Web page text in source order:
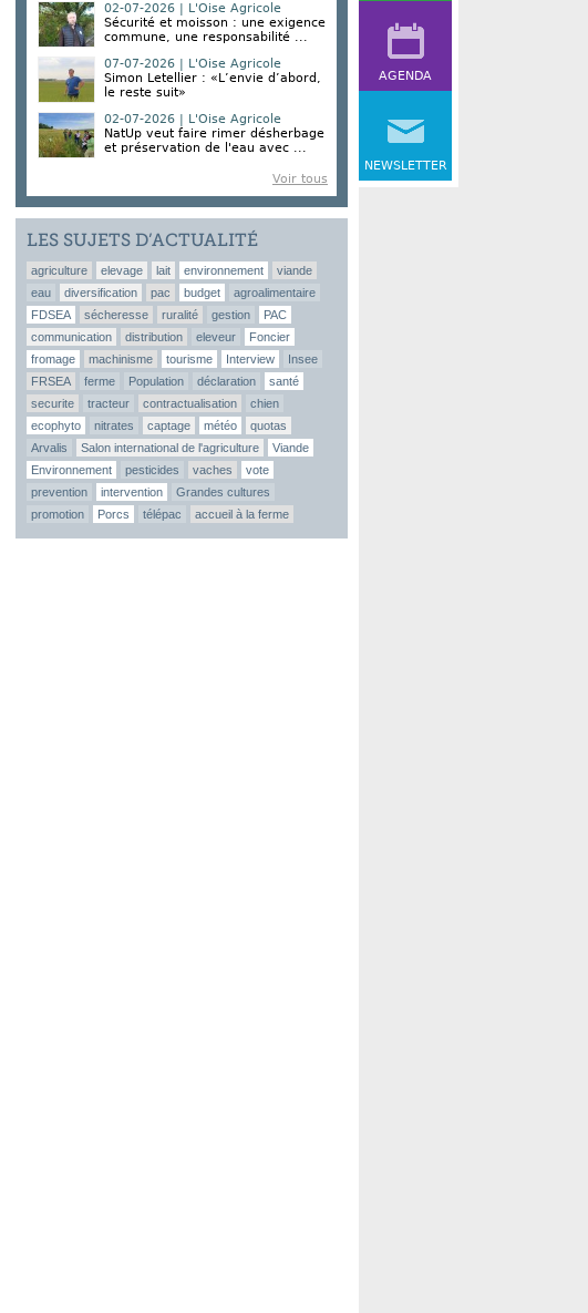
AGENDA
NEWSLETTER
02-07-2026 | L'Oise Agricole
Sécurité et moisson : une exigence
commune, une responsabilité ...
07-07-2026 | L'Oise Agricole
Simon Letellier : «L’envie d’abord,
le reste suit»
02-07-2026 | L'Oise Agricole
NatUp veut faire rimer désherbage
et préservation de l'eau avec ...
Voir tous
LES SUJETS D’ACTUALITÉ
agriculture elevage lait environnement
viande
eau
diversification pac budget
agroalimentaire
FDSEA
sécheresse ruralité gestion
PAC
communication
distribution eleveur
Foncier
fromage
machinisme tourisme Interview
Insee
FRSEA
ferme Population déclaration
santé
securite
tracteur contractualisation
chien
ecophyto
nitrates captage météo
quotas
Arvalis
Salon international de l'agriculture
Viande
Environnement
pesticides vaches
vote
prevention
intervention
Grandes cultures
promotion
Porcs télépac accueil à la ferme